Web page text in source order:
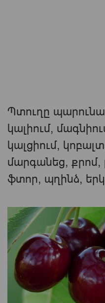
Պտուղը
կալիում,
կալցիում,
մարգանեց, քրոմ,
ֆտոր, պղինձ,